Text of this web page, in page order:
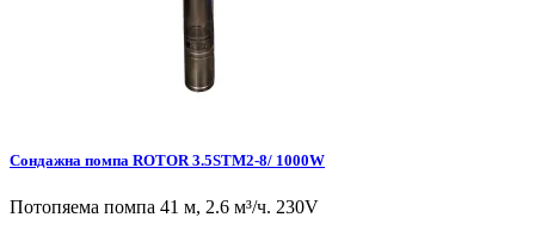
Сондажна помпа ROTOR 3.5STM2-8/ 1000W
Потопяема помпа 41 м, 2.6 м³/ч. 230V